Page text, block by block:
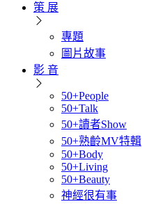
策 展
專題
圖片故事
影 音
50+People
50+Talk
50+讀者Show
50+熟齡MV特輯
50+Body
50+Living
50+Beauty
神經很有事